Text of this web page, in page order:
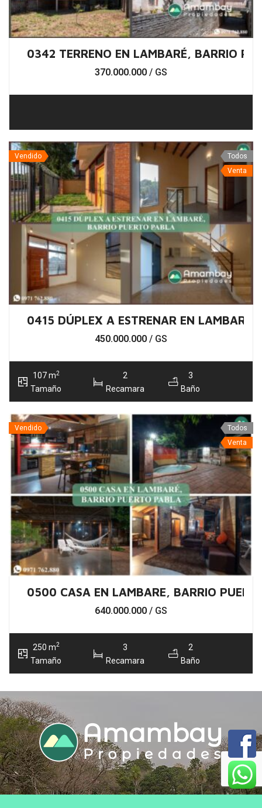
0342 TERRENO EN LAMBARÉ, BARRIO
370.000.000 / GS
Vendido
Todos
Venta
0415 DÚPLEX A ESTRENAR EN LAMBARÉ,
450.000.000 / GS
107 m2
Tamaño
2
Recamara
3
Baño
Vendido
Todos
Venta
0500 CASA EN LAMBARE, BARRIO
640.000.000 / GS
250 m2
Tamaño
3
Recamara
2
Baño